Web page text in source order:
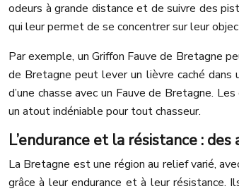
odeurs à grande distance et de suivre des
qui leur permet de se concentrer sur leur
Par exemple, un Griffon Fauve de Bretagne
de Bretagne peut lever un lièvre caché
d’une chasse avec un Fauve de Bretagne.
un atout indéniable pour tout chasseur.
L’endurance et la résistance :
La Bretagne est une région au relief varié,
grâce à leur endurance et à leur résistance.